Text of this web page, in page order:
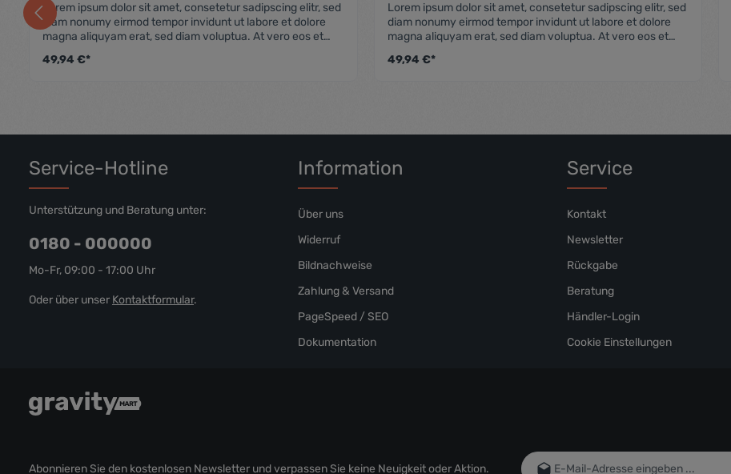
Lorem ipsum dolor sit amet, consetetur sadipscing elitr, sed
diam nonumy eirmod tempor invidunt ut labore et dolore
magna aliquyam erat, sed diam voluptua. At vero eos et
gubergren, no sea takimata sanctus est Lorem ipsum dolor
kasd gubergren, no sea takimata sanctus est Lorem ipsum
49,94 €*
Lorem ipsum dolor sit amet, consetetur sadipscing elitr, sed
diam nonumy eirmod tempor invidunt ut labore et dolore
magna aliquyam erat, sed diam voluptua. At vero eos et
gubergren, no sea takimata sanctus est Lorem ipsum dolor
kasd gubergren, no sea takimata sanctus est Lorem ipsum
49,94 €*
Abonnieren Sie den kostenlosen Newsletter und verpassen Sie keine Neuigkeit oder Aktion.
E-Mail-Adresse*
Service-Hotline
Unterstützung und Beratung unter:
0180 - 000000
Mo-Fr, 09:00 - 17:00 Uhr
Oder über unser Kontaktformular.
Information
Über uns
Widerruf
Bildnachweise
Zahlung & Versand
PageSpeed / SEO
Dokumentation
Service
Kontakt
Newsletter
Rückgabe
Beratung
Händler-Login
Cookie Einstellungen